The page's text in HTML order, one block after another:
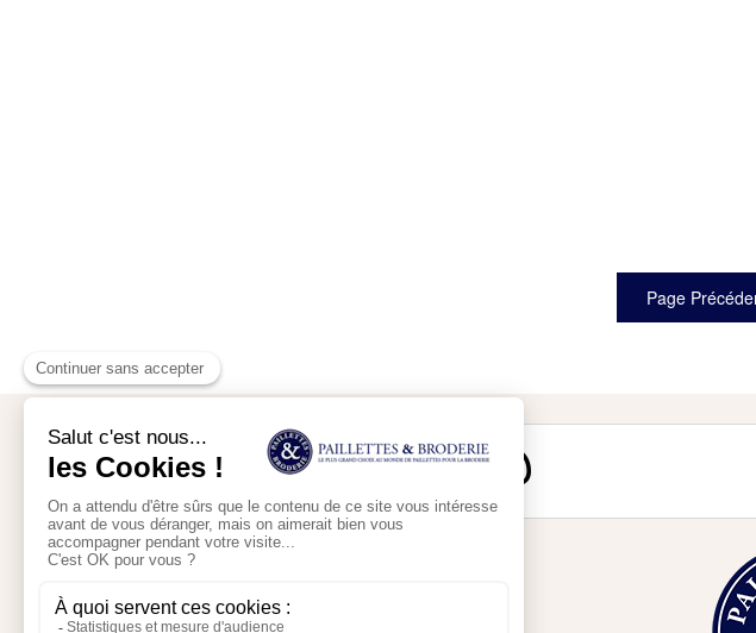
Mon compte
Mon panier